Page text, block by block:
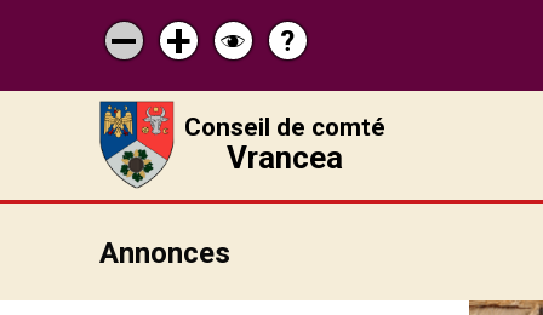
Micșorează
scrisul
Mărește
scrisul
Schimbă
contrastul
Pagina
de
ajutor
?
Conseil de comté
Vrancea
Annonces